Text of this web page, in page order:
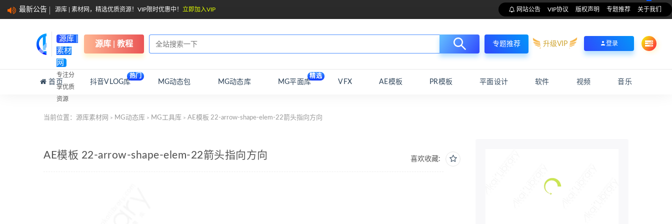
最新公告 源库 | 素材网，精选优质资源！VIP限时优惠中！ 立即加入VIP 网站公告 VIP协议 版权声明 专题推荐 关于我们
源库 |
素材
网
专注分
享优质
资源
源库 | 教程 专题推荐 升级VIP 登录
首页 抖音VLOG库
热门
MG动态包 MG动态库 MG平面库
精选
VFX AE模板 PR模板 平面设计 软件 视频 音乐
当前位置： 源库素材网 > MG动态库 > MG工具库 > AE模板 22-arrow-shape-elem-22箭头指向方向
喜欢收藏:
AE模板 22-arrow-shape-elem-22箭头指向方向